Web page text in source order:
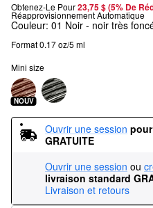
Obtenez-Le Pour23,75 $ (5% De
Réapprovisionnement Automatique
Couleur: 01 Noir - noir très
Format 0.17 oz/5 ml
Mini size
NOUV
Ouvrir une session
GRATUITE
Ouvrir une session ou
livraison standard
Livraison et retours